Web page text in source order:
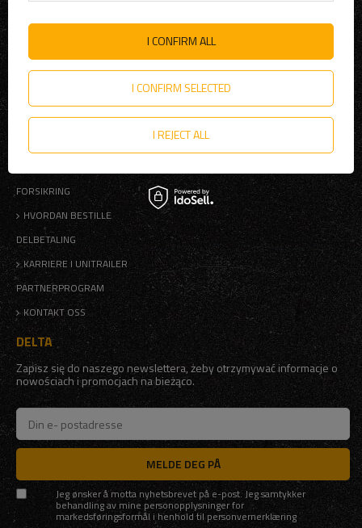
LAGRE INFORMASJON
FORSENDELSE
BETALINGSMETODER OG PROVISJONER
VILKÅR OG BETINGELSER
RETNINGSLINJER FOR PERSONVERN
HJELP
FORSIKRING
HVORDAN BESTILLE
DELBETALING
KARRIERE I UNITRAILER
PARTNERPROGRAM
KONTAKT OSS
DELTA
Zapisz się do naszego newslettera, żeby otrzymywać informacje o
nowościach i promocjach na bieżąco.
MELDE DEG PÅ
Jeg ønsker å motta nyhetsbrevet på e-post. Jeg samtykker
behandling av mine personopplysninger for
markedsføringsformål i henhold til personvernerklæring
I CONFIRM SELECTED
I REJECT ALL
I CONFIRM ALL